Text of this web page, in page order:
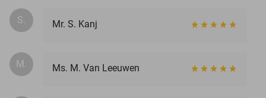
S. Mr. S. Kanj
M. Ms. M. Van Leeuwen